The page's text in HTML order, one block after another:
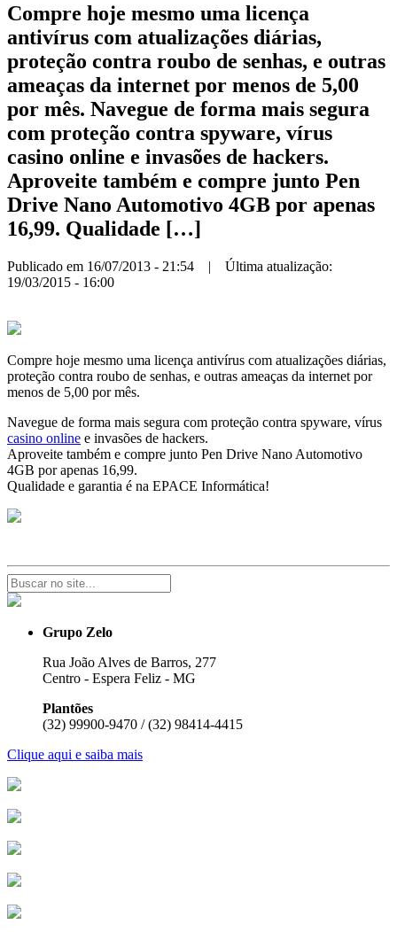
Compre hoje mesmo uma licença
antivírus com atualizações diárias,
proteção contra roubo de senhas, e outras
ameaças da internet por menos de 5,00
por mês. Navegue de forma mais segura
com proteção contra spyware, vírus
casino online e invasões de hackers.
Aproveite também e compre junto Pen
Drive Nano Automotivo 4GB por apenas
16,99. Qualidade […]
Publicado em 16/07/2013 - 21:54 | Última atualização:
19/03/2015 - 16:00
Compre hoje mesmo uma licença antivírus com atualizações diárias,
proteção contra roubo de senhas, e outras ameaças da internet por
menos de 5,00 por mês.
Navegue de forma mais segura com proteção contra spyware, vírus
casino online e invasões de hackers.
Aproveite também e compre junto Pen Drive Nano Automotivo
4GB por apenas 16,99.
Qualidade e garantia é na EPACE Informática!
Grupo Zelo
Rua João Alves de Barros, 277
Centro - Espera Feliz - MG
Plantões
(32) 99900-9470 / (32) 98414-4415
Clique aqui e saiba mais